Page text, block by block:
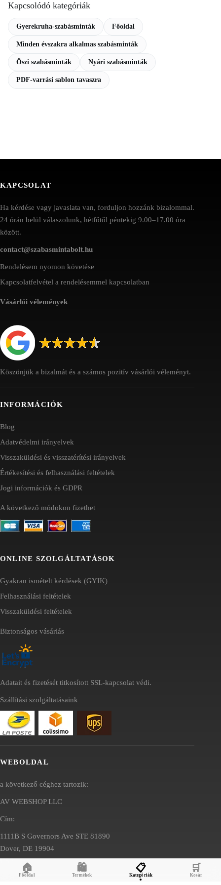
Kapcsolódó kategóriák
Gyerekruha-szabásminták Főoldal
Minden évszakra alkalmas szabásminták
Őszi szabásminták Nyári szabásminták
PDF-varrási sablon tavaszra
KAPCSOLAT
Ha kérdése vagy javaslata van, forduljon hozzánk bizalommal.
24 órán belül válaszolunk, hétfőtől péntekig 9.00–17.00 óra
között.
contact@szabasmintabolt.hu
Rendelésem nyomon követése
Kapcsolatfelvétel a rendelésemmel kapcsolatban
Vásárlói vélemények
Köszönjük a bizalmát és a számos pozitív vásárlói véleményt.
INFORMÁCIÓK
Blog
Adatvédelmi irányelvek
Visszaküldési és visszatérítési irányelvek
Értékesítési és felhasználási feltételek
Jogi információk és GDPR
A következő módokon fizethet
ONLINE SZOLGÁLTATÁSOK
Gyakran ismételt kérdések (GYIK)
Felhasználási feltételek
Visszaküldési feltételek
Biztonságos vásárlás
Adatait és fizetését titkosított SSL-kapcsolat védi.
Szállítási szolgáltatásaink
WEBOLDAL
a következő céghez tartozik:
AV WEBSHOP LLC
Cím:
1111B S Governors Ave STE 81890
Dover, DE 19904
USA
🏠
Főoldal
🛍️
Termékek
📋
Kategóriák
🛒
Kosár